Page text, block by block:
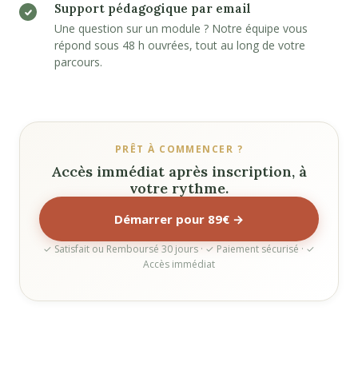
Support pédagogique par email
Une question sur un module ? Notre équipe vous
répond sous 48 h ouvrées, tout au long de votre
parcours.
PRÊT À COMMENCER ?
Accès immédiat après inscription, à
votre rythme.
Démarrer pour 89€ →
✓ Satisfait ou Remboursé 30 jours · ✓ Paiement sécurisé · ✓
Accès immédiat